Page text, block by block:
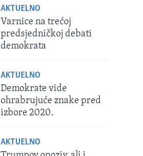
AKTUELNO
Varnice na trećoj
predsjedničkoj debati
demokrata
AKTUELNO
Demokrate vide
ohrabrujuće znake pred
izbore 2020.
AKTUELNO